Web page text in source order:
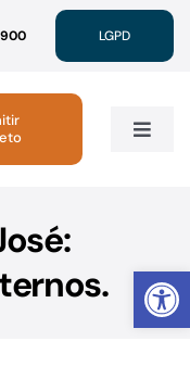
Abrir
LGPD
Toggle